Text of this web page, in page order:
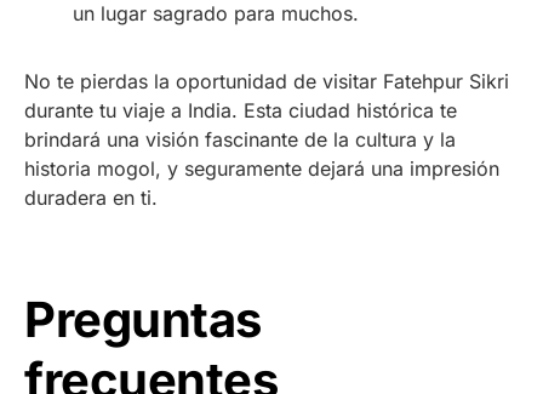
un lugar sagrado para muchos.
No te pierdas la oportunidad de visitar Fatehpur Sikri
durante tu viaje a India. Esta ciudad histórica te
brindará una visión fascinante de la cultura y la
historia mogol, y seguramente dejará una impresión
duradera en ti.
Preguntas
frecuentes